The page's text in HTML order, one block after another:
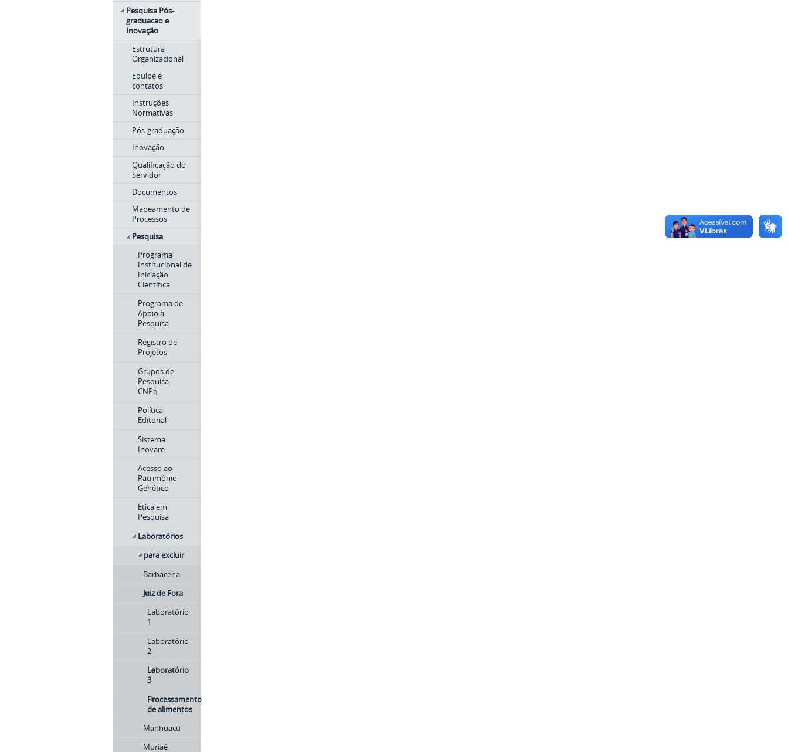
Pesquisa Pós-
graduacao e
Inovação
Estrutura
Organizacional
Equipe e
contatos
Instruções
Normativas
Pós-graduação
Inovação
Qualificação do
Servidor
Documentos
Mapeamento de
Processos
Pesquisa
Programa
Institucional de
Iniciação
Científica
Programa de
Apoio à
Pesquisa
Registro de
Projetos
Grupos de
Pesquisa -
CNPq
Política
Editorial
Sistema
Inovare
Acesso ao
Patrimônio
Genético
Ética em
Pesquisa
Laboratórios
para excluir
Barbacena
Juiz de Fora
Laboratório
1
Laboratório
2
Laboratório
3
Processamento
de alimentos
Manhuacu
Muriaé